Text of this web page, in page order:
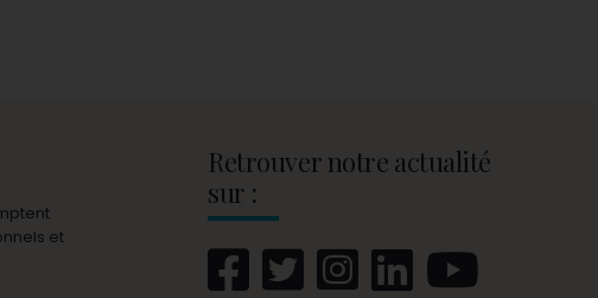
et
Retrouver notre actualité
sur :